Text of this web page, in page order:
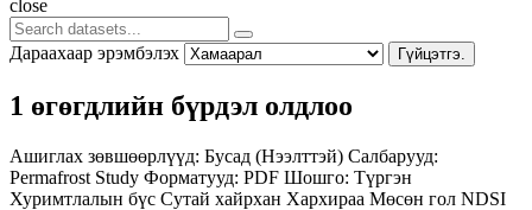
close
Дараахаар эрэмбэлэх Гүйцэтгэ.
1 өгөгдлийн бүрдэл олдлоо
Ашиглах зөвшөөрлүүд: Бусад (Нээлттэй) Салбарууд:
Permafrost Study Форматууд: PDF Шошго: Түргэн
Хуримтлалын бүс Сутай хайрхан Хархираа Мөсөн гол NDSI